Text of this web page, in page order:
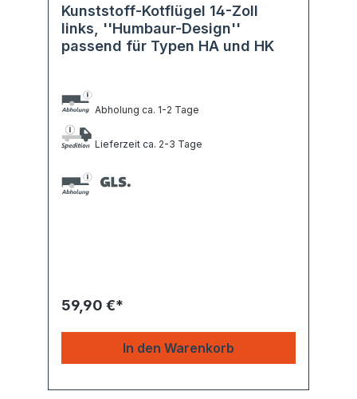
Kunststoff-Kotflügel 14-Zoll
links, ''Humbaur-Design''
passend für Typen HA und HK
Abholung ca. 1-2 Tage
Lieferzeit ca. 2-3 Tage
59,90 €*
In den Warenkorb